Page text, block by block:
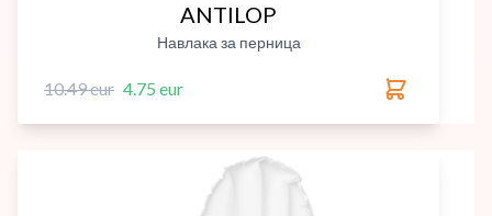
ANTILOP
Навлака за перница
10.49 eur 4.75 eur